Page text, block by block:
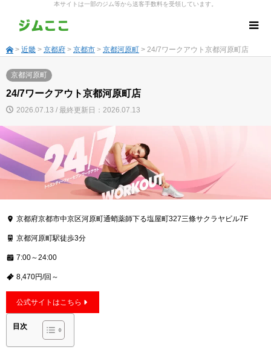
本サイトは一部のジム等から送客手数料を受領しています。
> 近畿 > 京都府 > 京都市 > 京都河原町 > 24/7ワークアウト京都河原町店
京都河原町
24/7ワークアウト京都河原町店
2026.07.13 / 最終更新日：2026.07.13
京都府京都市中京区河原町通蛸薬師下る塩屋町327三條サクラヤビル7F
京都河原町駅徒歩3分
7:00～24:00
8,470円/回～
公式サイトはこちら
目次